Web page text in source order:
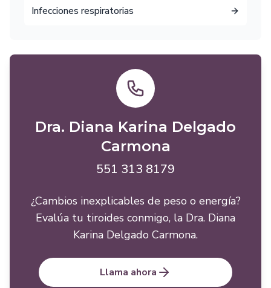
Infecciones respiratorias
Dra. Diana Karina Delgado
Carmona
551 313 8179
¿Cambios inexplicables de peso o energía?
Evalúa tu tiroides conmigo, la Dra. Diana
Karina Delgado Carmona.
Llama ahora